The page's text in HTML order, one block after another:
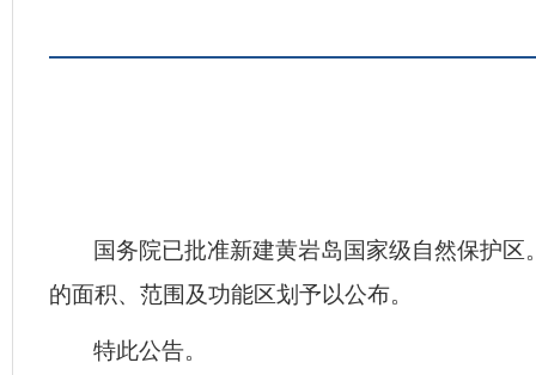
国务院已批准新建黄岩岛国家级自然保护
的面积、范围及功能区划予以公布。
特此公告。